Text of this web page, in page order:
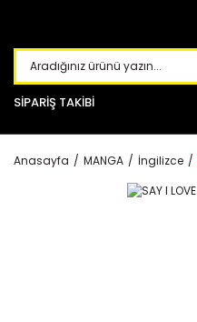
SİPARİŞ TAKİBİ
Anasayfa MANGA İngilizce